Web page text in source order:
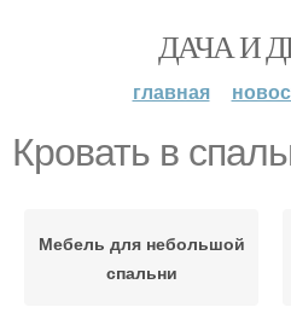
ДАЧА И
главная
Кровать в
Мебель для небольшой
спальни